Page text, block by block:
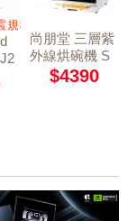
規格
尚朋堂 三層紫
外線烘碗機 S
D-1566
$4390